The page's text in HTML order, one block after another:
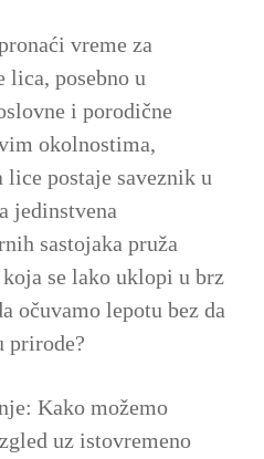
vreme za
lica, posebno u
i porodične
okolnostima,
postaje saveznik u
jedinstvena
sastojaka pruža
se lako uklopi u brz
očuvamo lepotu bez da
prirode?
Kako možemo
uz istovremeno